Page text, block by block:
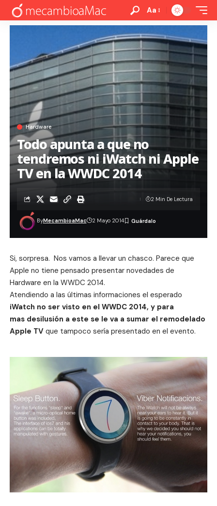
Aa
Hardware
Todo apunta a que no
tendremos ni iWatch ni Apple
TV en la WWDC 2014
ByMecambioaMac 2 Mayo 2014
2 Min De Lectura
Si, sorpresa. Nos vamos a llevar un chasco. Parece que
Apple no tiene pensado presentar novedades de
Hardware en la WWDC 2014.
Atendiendo a las últimas informaciones el esperado
iWatch no ser visto en el WWDC 2014, y para
mas desilusión a este se le va a sumar el remodelado
Apple TV que tampoco sería presentado en el evento.